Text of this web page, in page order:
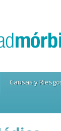
Causas y